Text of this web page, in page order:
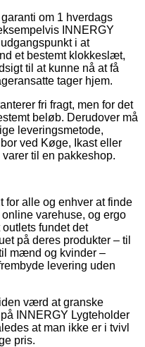
om 1 hverdags
INNERGY
i at
et bestemt klokkeslæt,
til at kunne nå at få
tager hjem.
fri fragt, men for det
beløb. Derudover må
leveringsmetode,
ved Køge, Ikast eller
til en pakkeshop.
for alle og enhver at finde
varehuse, og ergo
fundet det
på deres produkter – til
mænd og kvinder –
levering uden
værd at granske
INNERGY Lygteholder
at man ikke er i tvivl
pris.